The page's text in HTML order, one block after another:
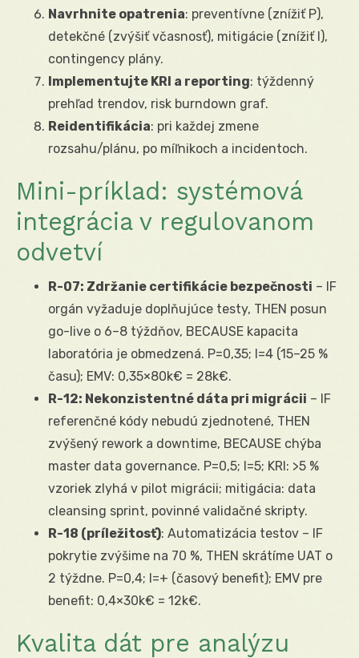
Navrhnite opatrenia: preventívne (znížiť P),
detekčné (zvýšiť včasnosť), mitigácie (znížiť I),
contingency plány.
Implementujte KRI a reporting: týždenný
prehľad trendov, risk burndown graf.
Reidentifikácia: pri každej zmene
rozsahu/plánu, po míľnikoch a incidentoch.
Mini-príklad: systémová
integrácia v regulovanom
odvetví
R-07: Zdržanie certifikácie bezpečnosti – IF
orgán vyžaduje doplňujúce testy, THEN posun
go-live o 6–8 týždňov, BECAUSE kapacita
laboratória je obmedzená. P=0,35; I=4 (15–25 %
času); EMV: 0,35×80k€ = 28k€.
R-12: Nekonzistentné dáta pri migrácii – IF
referenčné kódy nebudú zjednotené, THEN
zvýšený rework a downtime, BECAUSE chýba
master data governance. P=0,5; I=5; KRI: >5 %
vzoriek zlyhá v pilot migrácii; mitigácia: data
cleansing sprint, povinné validačné skripty.
R-18 (príležitosť): Automatizácia testov – IF
pokrytie zvýšime na 70 %, THEN skrátíme UAT o
2 týždne. P=0,4; I=+ (časový benefit); EMV pre
benefit: 0,4×30k€ = 12k€.
Kvalita dát pre analýzu